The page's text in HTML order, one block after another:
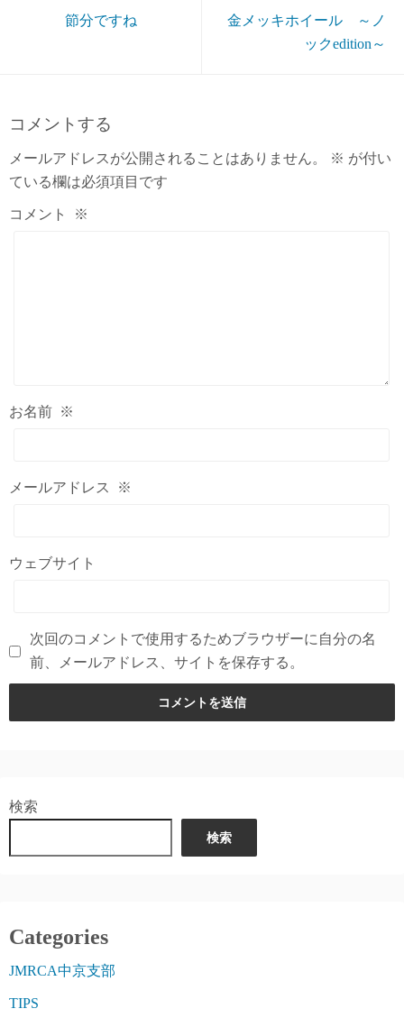
節分ですね
金メッキホイール ～ノ
ックedition～
コメントする
メールアドレスが公開されることはありません。 ※ が付い
ている欄は必須項目です
コメント ※
お名前 ※
メールアドレス ※
ウェブサイト
次回のコメントで使用するためブラウザーに自分の名
前、メールアドレス、サイトを保存する。
検索
検索
Categories
JMRCA中京支部
TIPS